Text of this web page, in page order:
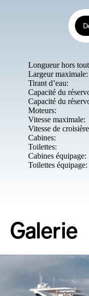
Longueur hors
Largeur maximale:
Tirant d’eau:
Capacité du
Capacité du
Moteurs:
Vitesse maximale:
Vitesse de
Cabines:
Toilettes:
Cabines équipage:
Toilettes équipage:
Galerie